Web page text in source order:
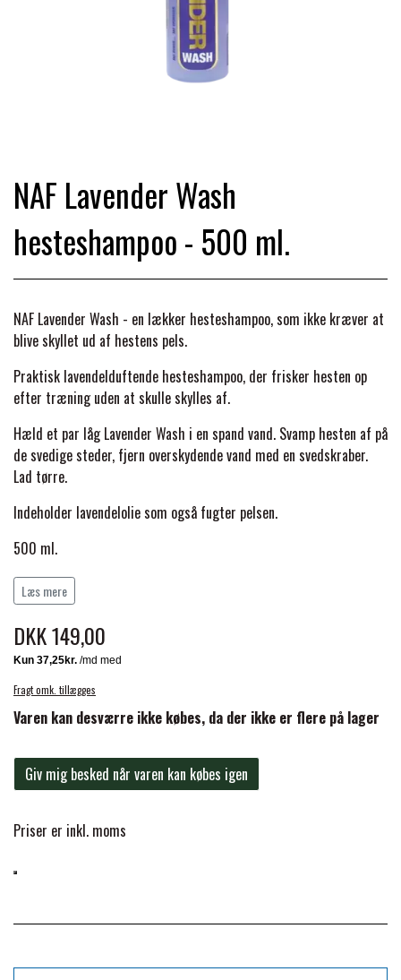
DÆKKENER & TILBEHØR
BANDAGER & BENBESKYTTELSE
TILSKUD & VITAMINER
LONGERING
PONY & SHETTY
TRANSPORT UDSTYR
TERAPI PRODUKTER
JAKKER & VESTE
HJELME
SIKKERHEDSVESTE
HANDSKER
STRØMPER
HUER & HALSTØRKLÆDER
GAVEARTIKLER VOKSNE
STRIGLEKASSER & STALDSKABE
SHAMPOO & SHINER
HOVPLEJE
KLIPPEMASKINER & STØVSUGERE
SKO & SMEDEVÆRKTØJ
TRAV & GALOP
SEJRSDÆKKENER
GRIMER & TRÆKTOV
SELER & TILBEHØR
HOVEDLAG & TILBEHØR
GAMSCHER & BANDAGER
TRAVDÆKKEN & TILBEHØR
MONTÉ
GALOP
KRAFFT FODER
PREMIER EQUINE REGN - &
OVERGANGSDÆKKEN
PREMIER EQUINE STALDDÆKKEN
PREMIER EQUINE LINERS & DÆKKEN
TILBEHØR
PREMIER EQUINE WALKER & RIDEDÆKKEN
PREMIER EQUINE INSEKTBESKYTTELSE
PREMIER EQUINE MAGNET & INFRARØD
PREMIER EQUINE GRIMER & TRÆKTOV
PREMIER EQUINE TRENSE & TILBEHØR
PREMIER EQUINE SADELUNDERLAG
OUTLET
ANIMALINTEX®
BACK ON TRACK
CARR & DAY & MARTIN
CUSTOM
FENWICK LIQUID TITANIUM®
FINNTACK
NAF Lavender Wash
hesteshampoo - 500 ml.
NAF Lavender Wash - en lækker hesteshampoo, som ikke kræver at
blive skyllet ud af hestens pels.
Praktisk lavendelduftende hesteshampoo, der frisker hesten op
efter træning uden at skulle skylles af.
Hæld et par låg Lavender Wash i en spand vand. Svamp hesten af ​​på
de svedige steder, fjern overskydende vand med en svedskraber.
Lad tørre.
Indeholder lavendelolie som også fugter pelsen.
500 ml.
Indeholder ingen stoffer med karenstid.
Læs mere
DKK 149,00
Fragt omk. tillægges
Varen kan desværre ikke købes, da der ikke er flere på lager
Giv mig besked når varen kan købes igen
Priser er inkl. moms